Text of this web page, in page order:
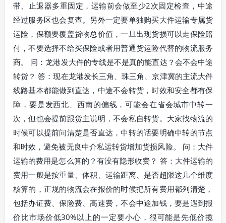
带、止退器多重固定，运输前会做至少2次固定检查，中途
经过服务区也会复查。另外一定要单独购买大件运输专属货
运险，保额要覆盖货物总价值，一旦出现货损可以走保险赔
付，不要选择不给买保险或者用普通货运险代替的物流服务
商。 问：龙港发大件的专线是不是真的能直达？会不会中途
转货？ 答：现在龙港发长三角、珠三角、京津冀的主流大件
线路基本都能做到直达，中途不会转货，时效和安全都有保
障，要是发西北、西南的偏线，可能会在省会城市中转一
次，但也会提前跟货主说明，不会私自转货。大家找物流的
时候可以提前问清楚是否直达，中转的话要明确中转的节点
和时效，避免被无良中介私运转货增加货损风险。 问：大件
运输的费用是怎么算的？有没有隐形收费？ 答：大件运输的
费用一般是按重量、体积、运输距离、是否超限这几个维度
核算的，正规的物流会在报价的时候把所有费用都列清楚，
包括办证费、保险费、高速费，不会中途加钱，要是遇到报
价比市场价低30%以上的一定要小心，很可能是先低价揽